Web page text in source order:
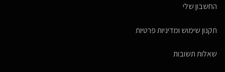
החשבון שלי
תקנון שימוש ומדיניות פרטיות
שאלות תשובות